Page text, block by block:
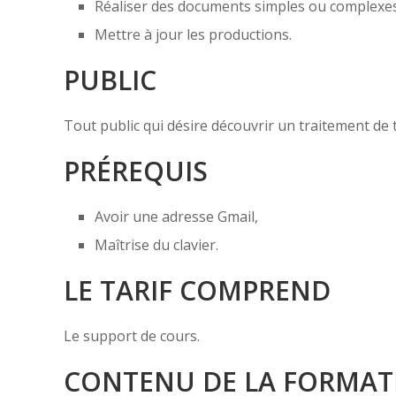
Réaliser des documents simples ou
Mettre à jour les productions.
PUBLIC
Tout public qui désire découvrir un traitement de
PRÉREQUIS
Avoir une adresse Gmail,
Maîtrise du clavier.
LE TARIF COMPREND
Le support de cours.
CONTENU DE LA